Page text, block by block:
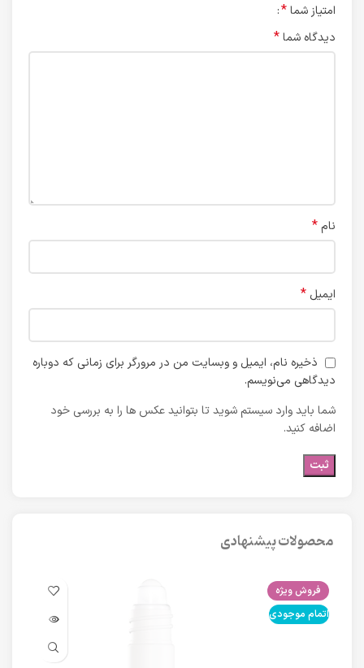
امتیاز شما*
دیدگاه شما*
نام *
ایمیل *
ذخیره نام، ایمیل و وبسایت من در مرورگر برای زمانی که دوباره
دیدگاهی می‌نویسم.
شما باید وارد سیستم شوید تا بتوانید عکس ها را به بررسی خود
اضافه کنید.
محصولات پیشنهادی
فروش ویژه
اتمام موجودی